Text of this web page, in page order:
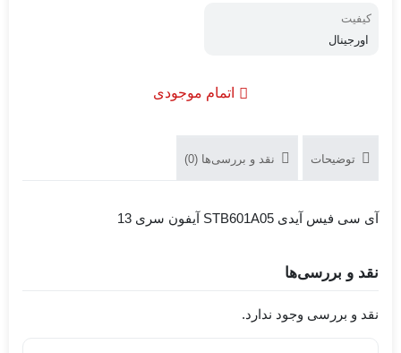
کیفیت
اورجینال
اتمام موجودی
توضیحات نقد و بررسی‌ها (0)
آی سی فیس آیدی STB601A05 آیفون سری 13
نقد و بررسی‌ها
نقد و بررسی وجود ندارد.